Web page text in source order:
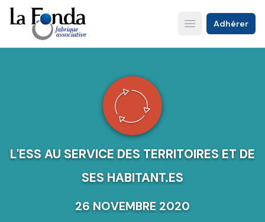
Aller
au
contenu
principal
Open main menu
Adhérer
L'ESS AU SERVICE DES TERRITOIRES ET DE
SES HABITANT.ES
26 NOVEMBRE 2020